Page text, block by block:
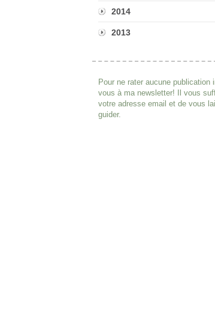
2014
2013
Pour ne rater aucune publication
vous à ma newsletter! Il vous
votre adresse email et de vous
guider.